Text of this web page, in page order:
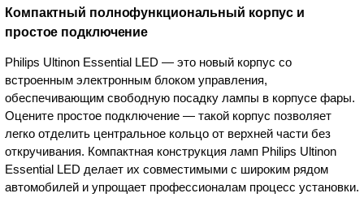
Компактный полнофункциональный корпус и
простое подключение
Philips Ultinon Essential LED — это новый корпус со
встроенным электронным блоком управления,
обеспечивающим свободную посадку лампы в корпусе фары.
Оцените простое подключение — такой корпус позволяет
легко отделить центральное кольцо от верхней части без
откручивания. Компактная конструкция ламп Philips Ultinon
Essential LED делает их совместимыми с широким рядом
автомобилей и упрощает профессионалам процесс установки.